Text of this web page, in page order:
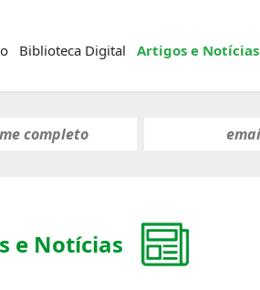
Biblioteca Digital Artigos e Notícias
e Notícias